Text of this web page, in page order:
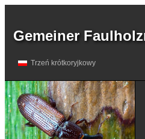
Gemeiner
Trzeń krótkoryjkowy